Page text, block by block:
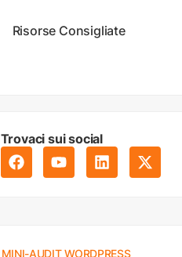
Risorse Consigliate
Trovaci sui social
MINI-AUDIT WORDPRESS